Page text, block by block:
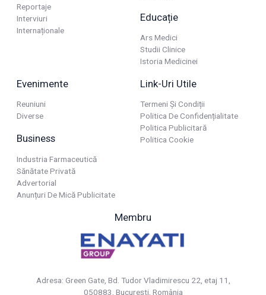
Reportaje
Interviuri
Internaționale
Educație
Ars Medici
Studii Clinice
Istoria Medicinei
Evenimente
Reuniuni
Diverse
Business
Industria Farmaceutică
Sănătate Privată
Advertorial
Anunțuri De Mică Publicitate
Link-Uri Utile
Termeni Și Condiții
Politica De Confidențialitate
Politica Publicitară
Politica Cookie
Membru
Adresa: Green Gate, Bd. Tudor Vladimirescu 22, etaj 11,
050883, Bucureşti, România